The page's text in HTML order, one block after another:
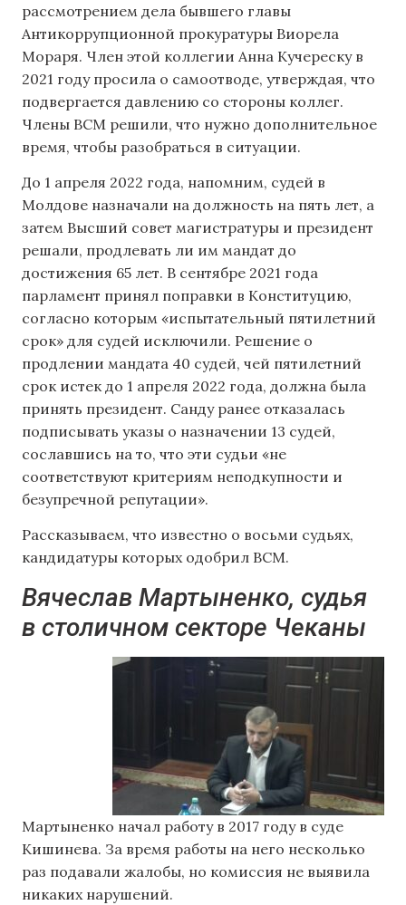
рассмотрением дела бывшего главы
Антикоррупционной прокуратуры Виорела
Мораря. Член этой коллегии Анна Кучереску в
2021 году просила о самоотводе, утверждая, что
подвергается давлению со стороны коллег.
Члены ВСМ решили, что нужно дополнительное
время, чтобы разобраться в ситуации.
До 1 апреля 2022 года, напомним, судей в
Молдове назначали на должность на пять лет, а
затем Высший совет магистратуры и президент
решали, продлевать ли им мандат до
достижения 65 лет. В сентябре 2021 года
парламент принял поправки в Конституцию,
согласно которым «испытательный пятилетний
срок» для судей исключили. Решение о
продлении мандата 40 судей, чей пятилетний
срок истек до 1 апреля 2022 года, должна была
принять президент. Санду ранее отказалась
подписывать указы о назначении 13 судей,
сославшись на то, что эти судьи «не
соответствуют критериям неподкупности и
безупречной репутации».
Рассказываем, что известно о восьми судьях,
кандидатуры которых одобрил ВСМ.
Вячеслав Мартыненко, судья
в столичном секторе Чеканы
Мартыненко начал работу в 2017 году в суде
Кишинева. За время работы на него несколько
раз подавали жалобы, но комиссия не выявила
никаких нарушений.